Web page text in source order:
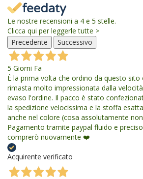
Le nostre recensioni a 4 e 5 stelle.
Clicca qui per leggerle tutte >
Precedente
Successivo
5 Giorni Fa
È la prima volta che ordino da questo sito
rimasta molto impressionata dalla
evaso l'ordine. Il pacco è stato
la spedizione velocissima e la stoffa
anche nel colore (cosa assolutamente
Pagamento tramite paypal fluido e
comprerò nuovamente ❤️
Acquirente verificato